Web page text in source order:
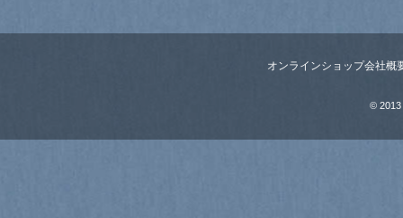
オンラインショップ会社概
© 2013